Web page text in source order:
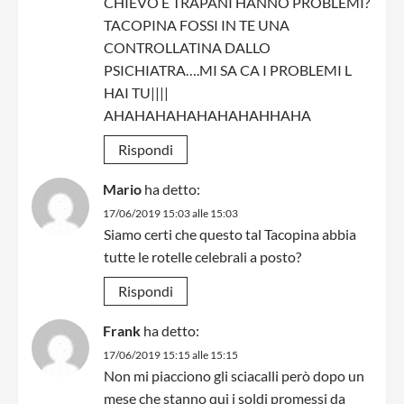
TACOPINA FOSSI IN TE UNA
CONTROLLATINA DALLO
PSICHIATRA….MI SA CA I PROBLEMI L
HAI TU||||
AHAHAHAHAHAHAHAHHAHA
Rispondi
Mario ha detto:
17/06/2019 15:03 alle 15:03
Siamo certi che questo tal Tacopina abbia
tutte le rotelle celebrali a posto?
Rispondi
Frank ha detto:
17/06/2019 15:15 alle 15:15
Non mi piacciono gli sciacalli però dopo un
mese che stanno qui i soldi promessi da